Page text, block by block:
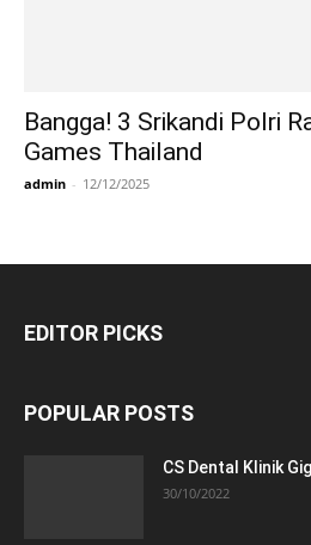
Bangga! 3 Srikandi Polri
Games Thailand
admin - 12/12/2025
EDITOR PICKS
POPULAR POSTS
CS Dental Klinik
30/10/2022